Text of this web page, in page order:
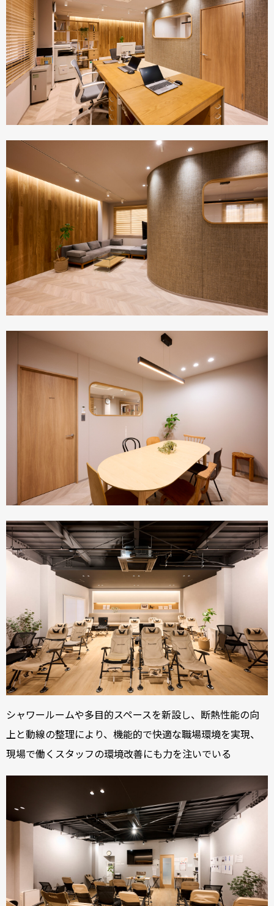
シャワールームや多目的スペースを新設し、断熱性能の向
上と動線の整理により、機能的で快適な職場環境を実現、
現場で働くスタッフの環境改善にも力を注いでいる